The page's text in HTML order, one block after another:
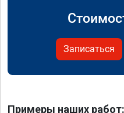
Записаться
Примеры наших работ: